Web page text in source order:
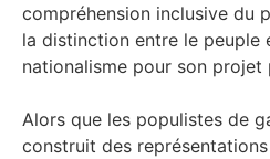
compréhension inclusive du
la distinction entre le peuple
nationalisme pour son projet
Alors que les populistes de
construit des